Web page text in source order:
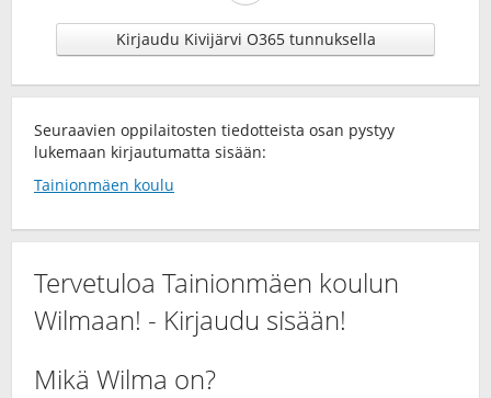
Kirjaudu Kivijärvi O365 tunnuksella
Seuraavien oppilaitosten tiedotteista osan pystyy
lukemaan kirjautumatta sisään:
Tainionmäen koulu
Tervetuloa Tainionmäen koulun
Wilmaan! - Kirjaudu sisään!
Mikä Wilma on?